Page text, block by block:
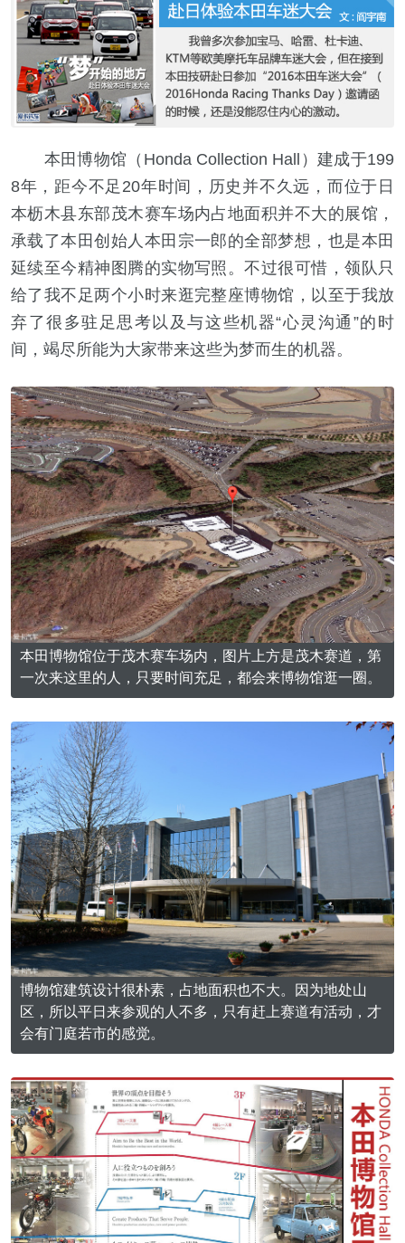
本田博物馆（Honda Collection Hall）建成于199
8年，距今不足20年时间，历史并不久远，而位于日
本枥木县东部茂木赛车场内占地面积并不大的展馆，
承载了本田创始人本田宗一郎的全部梦想，也是本田
延续至今精神图腾的实物写照。不过很可惜，领队只
给了我不足两个小时来逛完整座博物馆，以至于我放
弃了很多驻足思考以及与这些机器“心灵沟通”的时
间，竭尽所能为大家带来这些为梦而生的机器。
本田博物馆位于茂木赛车场内，图片上方是茂木赛道，第
一次来这里的人，只要时间充足，都会来博物馆逛一圈。
博物馆建筑设计很朴素，占地面积也不大。因为地处山
区，所以平日来参观的人不多，只有赶上赛道有活动，才
会有门庭若市的感觉。